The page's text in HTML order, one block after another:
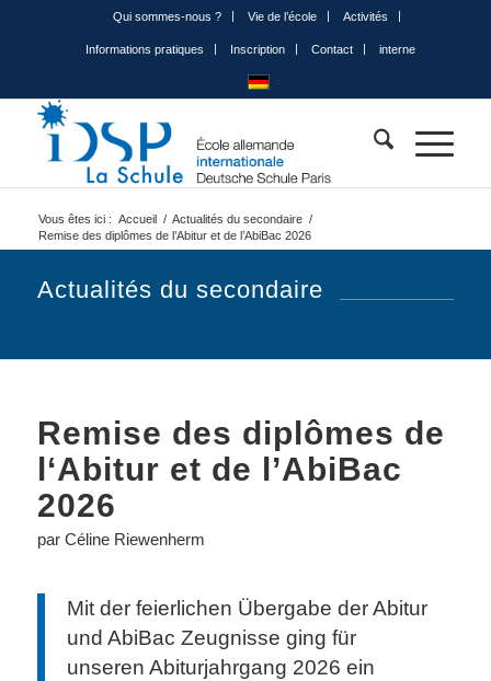
Qui sommes-nous ? Vie de l’école Activités
Informations pratiques Inscription Contact interne
Vous êtes ici : Accueil / Actualités du secondaire /
Remise des diplômes de l’Abitur et de l’AbiBac 2026
Actualités du secondaire
Remise des diplômes de
l‘Abitur et de l’AbiBac
2026
par Céline Riewenherm
Mit der feierlichen Übergabe der Abitur
und AbiBac Zeugnisse ging für
unseren Abiturjahrgang 2026 ein